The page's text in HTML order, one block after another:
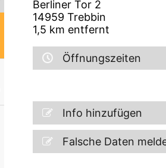
Berliner Tor 2
14959 Trebbin
1,5 km entfernt
Öffnungszeiten
Info hinzufügen
Falsche Daten